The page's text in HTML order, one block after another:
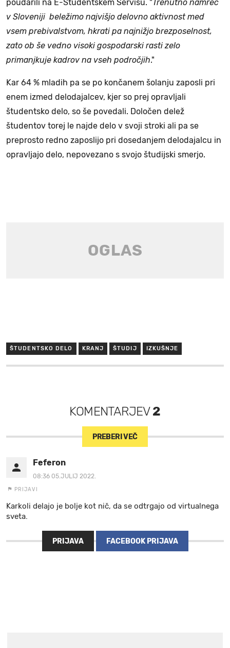
poudarili na E-Študentskem Servisu. " Trenutno namreč
v Sloveniji beležimo najvišjo delovno aktivnost med
vsem prebivalstvom, hkrati pa najnižjo brezposelnost,
zato ob še vedno visoki gospodarski rasti zelo
primanjkuje kadrov na vseh področjih."
Kar 64 % mladih pa se po končanem šolanju zaposli pri
enem izmed delodajalcev, kjer so prej opravljali
študentsko delo, so še povedali. Določen delež
študentov torej le najde delo v svoji stroki ali pa se
preprosto redno zaposlijo pri dosedanjem delodajalcu in
opravljajo delo, nepovezano s svojo študijski smerjo.
ŠTUDENTSKO DELO KRANJ ŠTUDIJ IZKUŠNJE
KOMENTARJEV2
PREBERI VEČ
Feferon
08:36 05.JULIJ 2022.
PRIJAVI
Karkoli delajo je bolje kot nič, da se odtrgajo od virtualnega
sveta.
PRIJAVA FACEBOOK PRIJAVA